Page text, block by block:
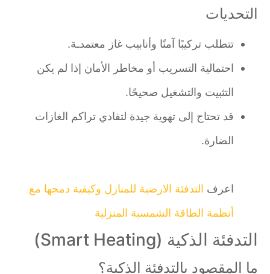
التحديات
تتطلب تركيبًا آمنًا وأنابيب غاز معتمدـة.
احتمالية التسريب أو مخاطر الأمان إذا لم يكن
التثبيت والتشغيل صحيحًا.
قد تحتاج إلى تهوية جيدة لتفادي تراكم الغازات
الضارة.
اعرفالتدفئة الارضية للمنازل وكيفية دمجها مع
أنظمة الطاقة الشمسية المنزلية
التدفئة الذكية (Smart Heating)
ما المقصود بالتدفئة الذكية؟